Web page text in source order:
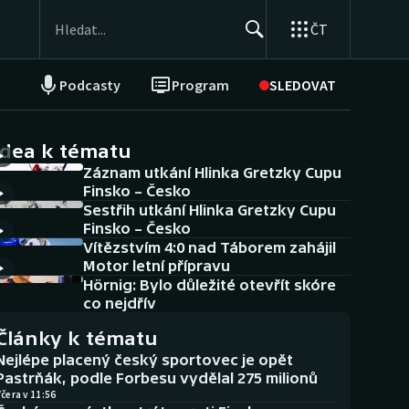
ČT
Podcasty Program SLEDOVAT
NEPŘEHLÉDNĚTE
Historické návraty
Aplikace ČT sport
AZ kvíz
k tématu
Záznam utkání Hlinka Gretzky Cupu
Finsko – Česko
Sestřih utkání Hlinka Gretzky Cupu
Finsko – Česko
Vítězstvím 4:0 nad Táborem zahájil
Motor letní přípravu
Hörnig: Bylo důležité otevřít skóre
co nejdřív
k tématu
placený český sportovec je opět
podle Forbesu vydělal 275 milionů
v 11:56